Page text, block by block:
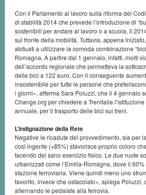
Con il Parlamento al lavoro sulla riforma del
di stabilità 2014 che prevede l’introduzione di
sostenibili per andare al lavoro o a scuola, il
sul fronte della mobilità. Tuttavia, appena
abituati a utilizzare la comoda combinazione
Romagna. A partire dal 1 gennaio, infatti, molti
dell’accordo regionale che permetteva la
delle bici a 122 euro. Con il conseguente
insostenibile per tutte le persone che
i giorni», afferma Sara Poluzzi, che il 4 gennaio
Change.org per chiedere a Trenitalia
annuale, per il trasporto delle bici sui treni.
L’indignazione della Rete
Negative le ricadute del provvedimento, sia per
così ingente (+85%) sfavorisce proprio coloro
facendo del sano esercizio fisico. Le due ruote
urbanizzati come l’Emilia-Romagna, dove il
stazione ferroviaria. Viene quindi meno uno
favorito, invece che ostacolato», spiega
alternando le pedalate alla ferrovia.